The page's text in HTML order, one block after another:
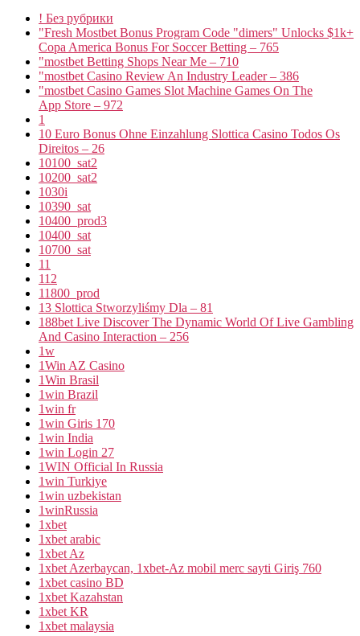
! Без рубрики
"Fresh Mostbet Bonus Program Code "dimers" Unlocks $1k+
Copa America Bonus For Soccer Betting – 765
"mostbet Betting Shops Near Me – 710
"mostbet Casino Review An Industry Leader – 386
"‎mostbet Casino Games Slot Machine Games On The
App Store – 972
1
10 Euro Bonus Ohne Einzahlung Slottica Casino Todos Os
Direitos – 26
10100_sat2
10200_sat2
1030i
10390_sat
10400_prod3
10400_sat
10700_sat
11
112
11800_prod
13 Slottica Stworzyliśmy Dla – 81
188bet Live Discover The Dynamic World Of Live Gambling
And Casino Interaction – 256
1w
1Win AZ Casino
1Win Brasil
1win Brazil
1win fr
1win Giris 170
1win India
1win Login 27
1WIN Official In Russia
1win Turkiye
1win uzbekistan
1winRussia
1xbet
1xbet arabic
1xbet Az
1xbet Azerbaycan, 1xbet-Az mobil merc sayti Giriş 760
1xbet casino BD
1xbet Kazahstan
1xbet KR
1xbet malaysia